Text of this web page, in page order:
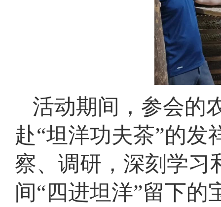
活动期间，参会的
赴“坦洋功夫茶”的
察、调研，深刻学习
间“四进坦洋”留下